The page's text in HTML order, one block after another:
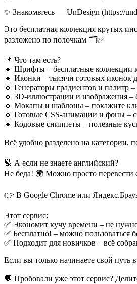
✨ Знакомьтесь — UnDesign (https://
Это бесплатная коллекция крутых
разложено по полочкам 🗂✅
📌 Что там есть?
🔹 Шрифты – бесплатные коллекции
🔹 Иконки – тысячи готовых иконок
🔹 Генераторы градиентов и палитр
🔹 3D-иллюстрации и изображения –
🔹 Мокапы и шаблоны – покажите
🔹 Готовые CSS-анимации и фоны –
🔹 Кодовые сниппеты – полезные
Всё удобно разделено на категории,
🔠 А если не знаете английский?
Не беда! 🌍 Можно просто перевести
👉 В Google Chrome или
Этот сервис:
✅ Экономит кучу времени – не
✅ Бесплатно! – можно пользоваться
✅ Подходит для новичков – всё
Если вы только начинаете свой путь
💬 Пробовали уже этот сервис?